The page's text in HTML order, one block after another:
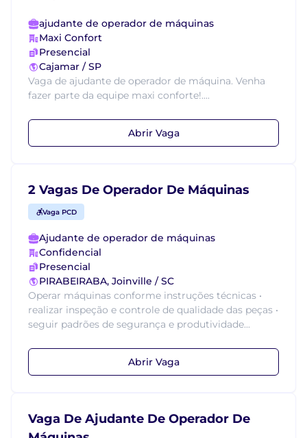
ajudante de operador de máquinas
Maxi Confort
Presencial
Cajamar / SP
Vaga de ajudante de operador de máquina. Venha
fazer parte da equipe maxi conforte!....
Abrir Vaga
2 Vagas De Operador De Máquinas
Vaga PCD
Ajudante de operador de máquinas
Confidencial
Presencial
PIRABEIRABA, Joinville / SC
Operar máquinas conforme instruções técnicas •
realizar inspeção e controle de qualidade das peças •
seguir padrões de segurança e produtividade...
Abrir Vaga
Vaga De Ajudante De Operador De